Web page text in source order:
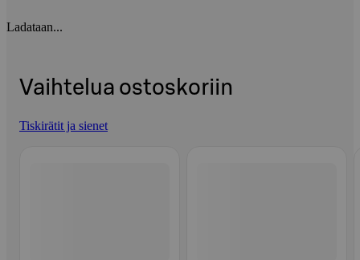
Ladataan...
Vaihtelua ostoskoriin
Tiskirätit ja sienet